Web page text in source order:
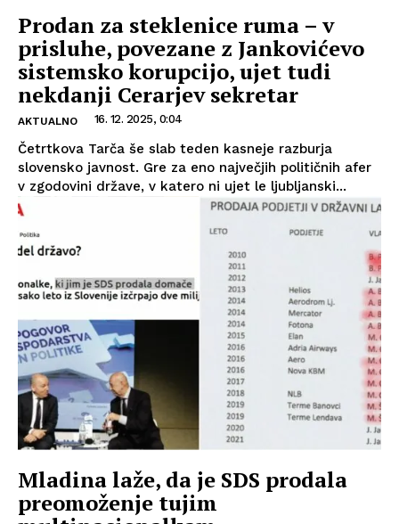
Prodan za steklenice ruma – v
prisluhe, povezane z Jankovićevo
sistemsko korupcijo, ujet tudi
nekdanji Cerarjev sekretar
AKTUALNO 16. 12. 2025, 0:04
Četrtkova Tarča še slab teden kasneje razburja
slovensko javnost. Gre za eno največjih političnih afer
v zgodovini države, v katero ni ujet le ljubljanski...
Mladina laže, da je SDS prodala
preomoženje tujim